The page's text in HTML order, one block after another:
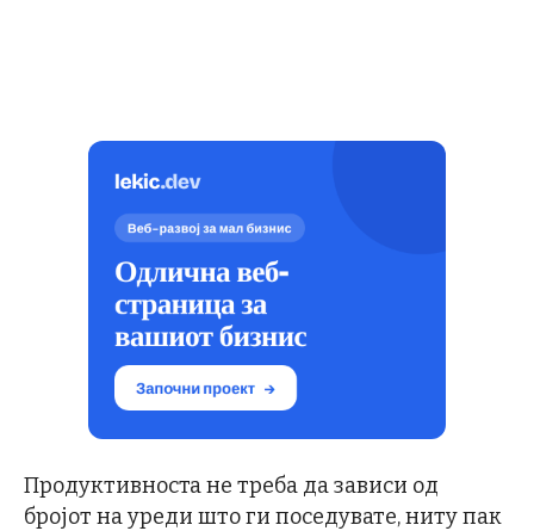
Продуктивноста не треба да зависи од
бројот на уреди што ги поседувате, ниту пак